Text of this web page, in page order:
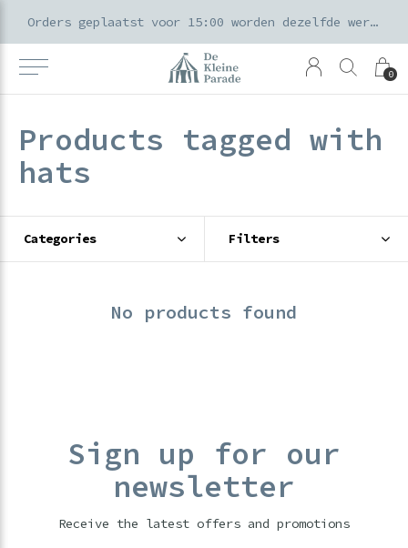
0
Orders geplaatst voor 15:00 worden dezelfde werkdag verzonden
Products tagged with
hats
Categories Filters
No products found
Sign up for our
newsletter
Receive the latest offers and promotions